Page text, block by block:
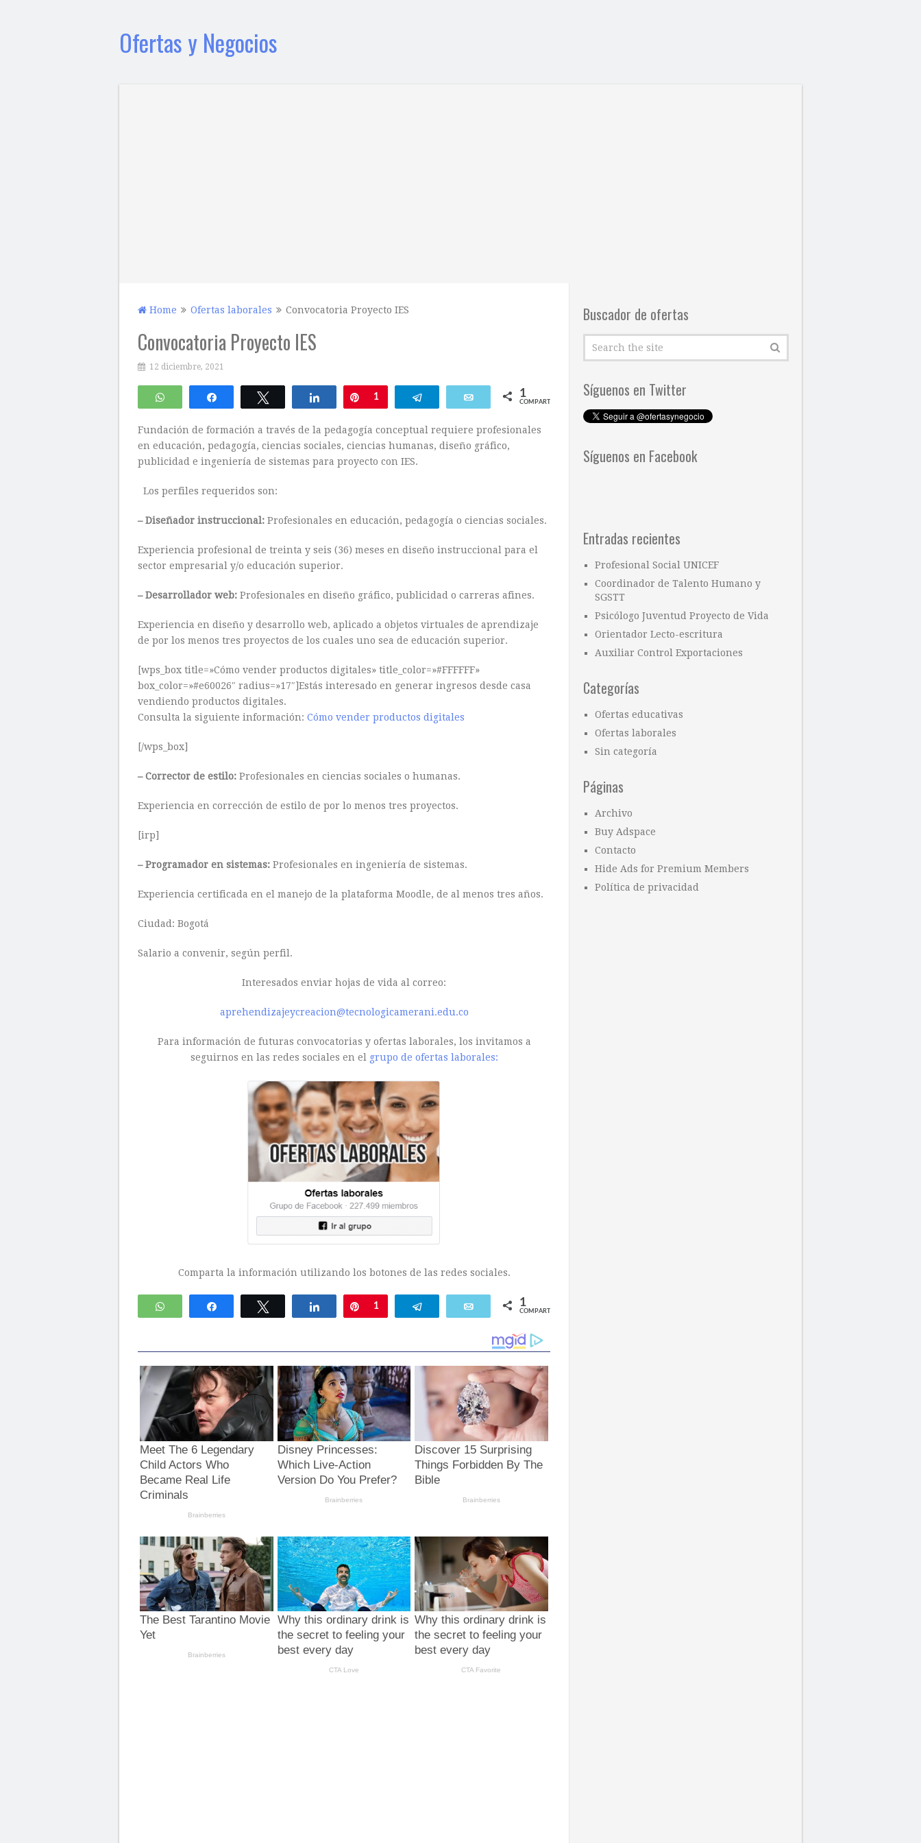
Ofertas y Negocios
Home Ofertas laborales Convocatoria Proyecto IES
Convocatoria Proyecto IES
12 diciembre, 2021
WhatsApp Compartir Twittear Compartir Pin
1 Telegram Email 1
COMPARTIR
Fundación de formación a través de la pedagogía conceptual requiere profesionales
en educación, pedagogía, ciencias sociales, ciencias humanas, diseño gráfico,
publicidad e ingeniería de sistemas para proyecto con IES.
Los perfiles requeridos son:
– Diseñador instruccional: Profesionales en educación, pedagogía o ciencias sociales.
Experiencia profesional de treinta y seis (36) meses en diseño instruccional para el
sector empresarial y/o educación superior.
– Desarrollador web: Profesionales en diseño gráfico, publicidad o carreras afines.
Experiencia en diseño y desarrollo web, aplicado a objetos virtuales de aprendizaje
de por los menos tres proyectos de los cuales uno sea de educación superior.
[wps_box title=»Cómo vender productos digitales» title_color=»#FFFFFF»
box_color=»#e60026″ radius=»17″]Estás interesado en generar ingresos desde casa
vendiendo productos digitales.
Consulta la siguiente información: Cómo vender productos digitales
[/wps_box]
– Corrector de estilo: Profesionales en ciencias sociales o humanas.
Experiencia en corrección de estilo de por lo menos tres proyectos.
[irp]
– Programador en sistemas: Profesionales en ingeniería de sistemas.
Experiencia certificada en el manejo de la plataforma Moodle, de al menos tres años.
Ciudad: Bogotá
Salario a convenir, según perfil.
Interesados enviar hojas de vida al correo:
aprehendizajeycreacion@tecnologicamerani.edu.co
Para información de futuras convocatorias y ofertas laborales, los invitamos a
seguirnos en las redes sociales en el grupo de ofertas laborales:
Comparta la información utilizando los botones de las redes sociales.
WhatsApp Compartir Twittear Compartir Pin
1 Telegram Email 1
COMPARTIR
Buscador de ofertas
Síguenos en Twitter
Síguenos en Facebook
Entradas recientes
Profesional Social UNICEF
Coordinador de Talento Humano y
SGSTT
Psicólogo Juventud Proyecto de Vida
Orientador Lecto-escritura
Auxiliar Control Exportaciones
Categorías
Ofertas educativas
Ofertas laborales
Sin categoría
Páginas
Archivo
Buy Adspace
Contacto
Hide Ads for Premium Members
Política de privacidad